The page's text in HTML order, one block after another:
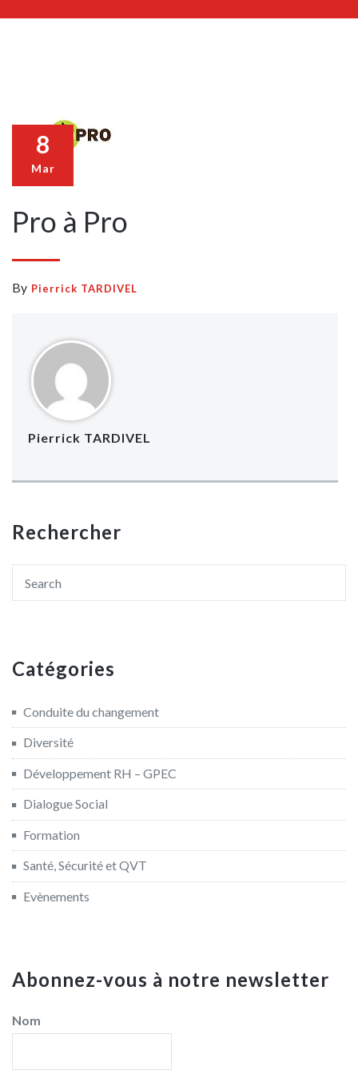
8
Mar
Pro à Pro
By Pierrick TARDIVEL
Pierrick TARDIVEL
Rechercher
Catégories
Conduite du changement
Diversité
Développement RH – GPEC
Dialogue Social
Formation
Santé, Sécurité et QVT
Evènements
Abonnez-vous à notre newsletter
Nom